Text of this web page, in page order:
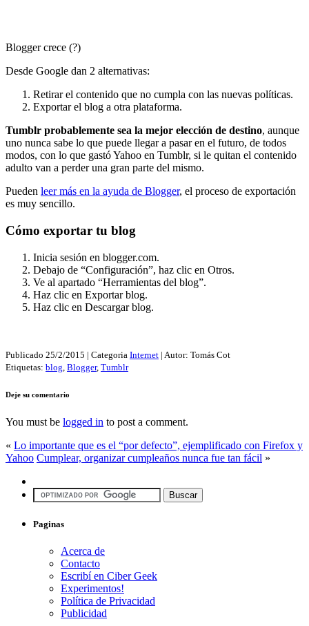
Blogger crece (?)
Desde Google dan 2 alternativas:
Retirar el contenido que no cumpla con las nuevas políticas.
Exportar el blog a otra plataforma.
Tumblr probablemente sea la mejor elección de destino, aunque
uno nunca sabe lo que puede llegar a pasar en el futuro, de todos
modos, con lo que gastó Yahoo en Tumblr, si le quitan el contenido
adulto van a perder una gran parte del mismo.
Pueden leer más en la ayuda de Blogger, el proceso de exportación
es muy sencillo.
Cómo exportar tu blog
Inicia sesión en blogger.com.
Debajo de “Configuración”, haz clic en Otros.
Ve al apartado “Herramientas del blog”.
Haz clic en Exportar blog.
Haz clic en Descargar blog.
Publicado 25/2/2015 | Categoria Internet | Autor: Tomás Cot
Etiquetas: blog Blogger, Tumblr
Deje su comentario
You must be logged in to post a comment.
« Lo importante que es el “por defecto”, ejemplificado con Firefox y
Yahoo Cumplear, organizar cumpleaños nunca fue tan fácil »
Paginas
Acerca de
Contacto
Escribí en Ciber Geek
Experimentos!
Política de Privacidad
Publicidad